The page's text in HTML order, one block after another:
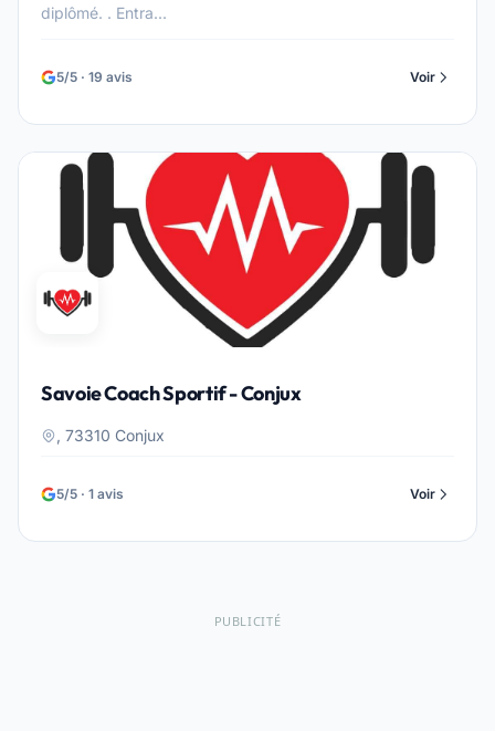
diplômé. . Entra...
5/5 · 19 avis Voir
Savoie Coach Sportif - Conjux
, 73310 Conjux
5/5 · 1 avis Voir
PUBLICITÉ